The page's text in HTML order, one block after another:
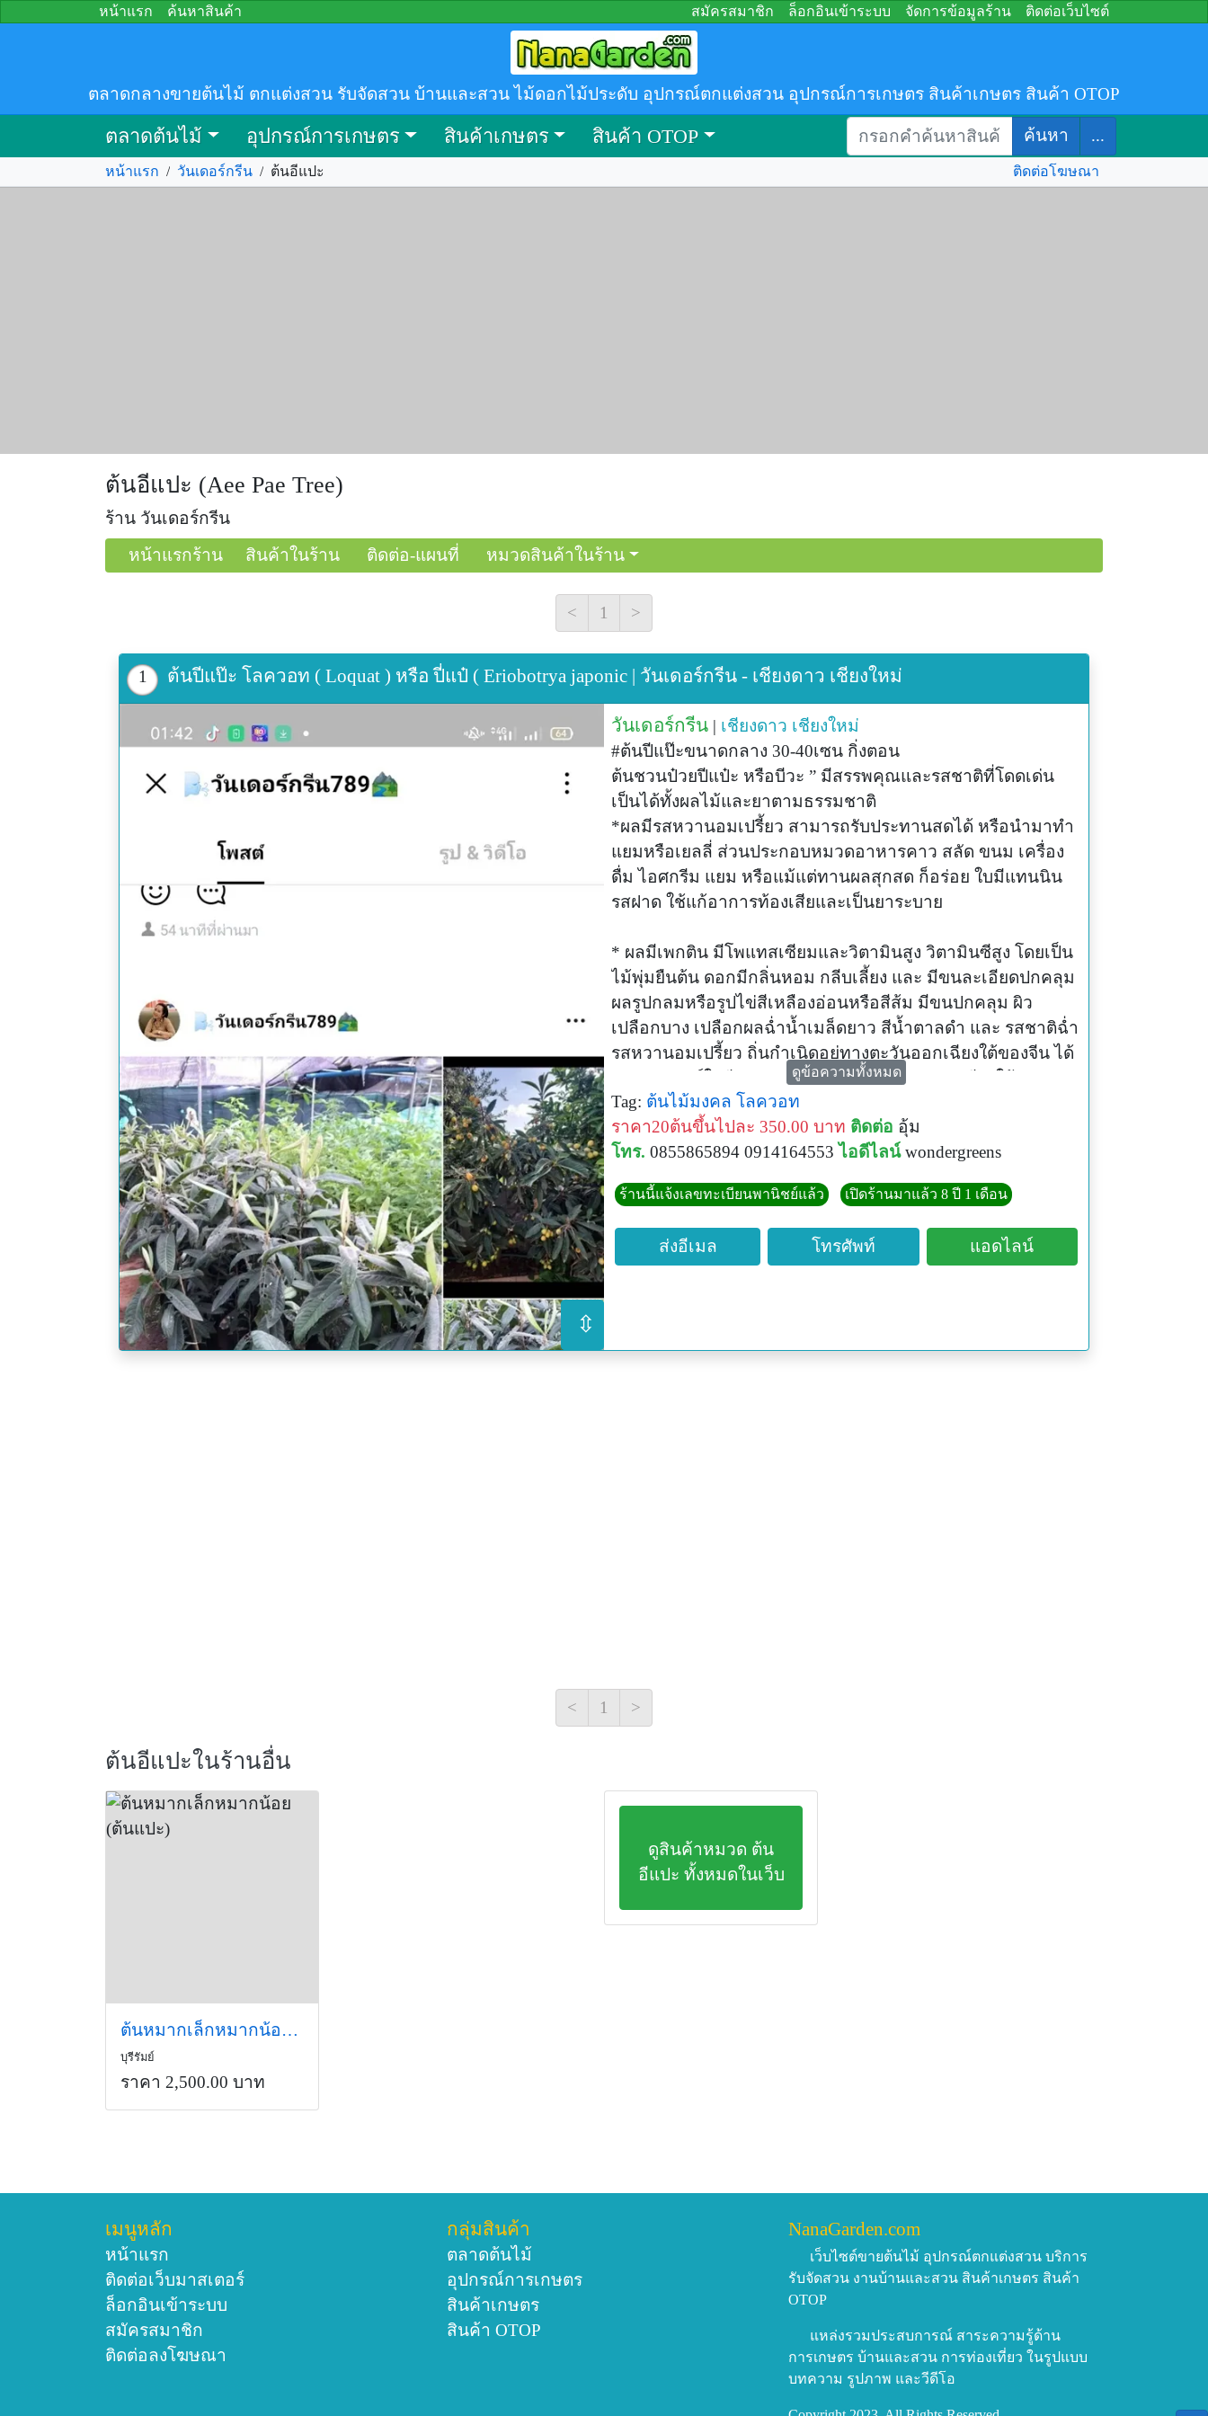
หน้าแรก ค้นหาสินค้า สมัครสมาชิก ล็อกอินเข้าระบบ จัดการข้อมูลร้าน ติดต่อเว็บไซต์
ตลาดกลางขายต้นไม้ ตกแต่งสวน รับจัดสวน บ้านและสวน ไม้ดอกไม้ประดับ อุปกรณ์ตกแต่งสวน อุปกรณ์การเกษตร สินค้าเกษตร สินค้า OTOP
ตลาดต้นไม้ อุปกรณ์การเกษตร สินค้าเกษตร สินค้า OTOP ค้นหา ...
หน้าแรก / วันเดอร์กรีน / ต้นอีแปะ ติดต่อโฆษณา
ต้นอีแปะ (Aee Pae Tree)
ร้าน วันเดอร์กรีน
หน้าแรกร้าน
สินค้าในร้าน ติดต่อ-แผนที่ หมวดสินค้าในร้าน
< 1 >
1 ต้นปีแป๊ะ โลควอท ( Loquat ) หรือ ปี่แป๋ ( Eriobotrya japonic | วันเดอร์กรีน - เชียงดาว เชียงใหม่
⇳
วันเดอร์กรีน | เชียงดาว เชียงใหม่
#ต้นปีแป๊ะขนาดกลาง 30-40เซน กิ่งตอน
ต้นชวนป๋วยปีแป๋ะ หรือบีวะ ” มีสรรพคุณและรสชาติที่โดดเด่น
เป็นได้ทั้งผลไม้และยาตามธรรมชาติ
*ผลมีรสหวานอมเปรี้ยว สามารถรับประทานสดได้ หรือนำมาทำ
แยมหรือเยลลี่ ส่วนประกอบหมวดอาหารคาว สลัด ขนม เครื่อง
ดื่ม ไอศกรีม แยม หรือแม้แต่ทานผลสุกสด ก็อร่อย ใบมีแทนนิน
รสฝาด ใช้แก้อาการท้องเสียและเป็นยาระบาย
* ผลมีเพกติน มีโพแทสเซียมและวิตามินสูง วิตามินซีสูง โดยเป็น
ไม้พุ่มยืนต้น ดอกมีกลิ่นหอม กลีบเลี้ยง และ มีขนละเอียดปกคลุม
ผลรูปกลมหรือรูปไข่สีเหลืองอ่อนหรือสีส้ม มีขนปกคลุม ผิว
เปลือกบาง เปลือกผลฉ่ำน้ำเมล็ดยาว สีน้ำตาลดำ และ รสชาติฉ่ำ
รสหวานอมเปรี้ยว ถิ่นกำเนิดอยู่ทางตะวันออกเฉียงใต้ของจีน ได้
กระจายพันธุ์ในจีน และ ญี่ปุ่นในเอเชียตะวันออกเฉียงใต้
*นอกจากนี้เพคตินที่มีจำนวนมากในปีแป๋ยัง ช่วยเพิ่ม
ประสิทธิภาพในการป้องกันการสะสมของสารพิษส่วนเกินใน
ลำไส้ใหญ่ได้ ดังนั้นจึงมีประสิทธิภาพในการปกป้องจากโรค
มะเร็งลำไส้ใหญ่ มีสารต้านอนุมูลอิสระที่มีประสิทธิภาพในการ
ป้องกันร่างกายจากอนุมูลอิสระและ ความเครียด ปีแป๋นอกจาก
ใช้เป็นส่วนประกอบในการรักษาอาการไอเรื้อรังอย่างดีจึงมี
ประสิทธิภาพในการป้องกันมะเร็งได้อย่างดีอีกทางหนึ่งด้วยเช่น
สามารถใช้เป็นส่วนประกอบในยาตำราจีนหลายขนานโดยเฉพาะ
ความสูงประมาณ 20 ถึง 30 ฟุต ลำต้นตรง ใบกว้าง ขอบใบจักเป็น
ฟันเลื่อยห่างๆ ผิวใบด้านบนเขียวเข้มเป็นมัน ด้านล่างมีเกล็ดสี
เปลือกผลฉ่ำน้ำ เมล็ดยาว สีน้ำตาลดำ รสชาติฉ่ำรสหวานอม
Loquatเป็นชื่อในภาษาอังกฤษภาษาจีนเรียก ว่า pipa (ปีแป๋) แต่ใน
ญี่ปุ่นเรียกว่า biva (บีว่ะ) ดอกและผลจะมีช่วงระหว่างเดือน
มิถุนายน ต่อเนื่องไปจนถึงเดือนธันวาคมของทุกปี ขยายพันธุ์ด้วย
ส่วนฤดูฝนก็ต้องพยายามอย่าให้น้ำท่วมราก หรือน้ำท่วมขัง ต้อง
*ระยะเวลาที่น่าจะเก็บเกี่ยวผลผลิตได้น่าจะเริ่มในปีที่ 5 ที่เริ่มให้
พืชที่ดูแลไม่ยากความจริงสามารถปลูกแล้วปล่อยไปตาม
ธรรมชาติได้ แต่ถ้าดูแลให้ ดีๆ จะให้ผลผลิตที่ดีกว่าการปล่อยปละ
ดูข้อความทั้งหมด
Tag: ต้นไม้มงคล โลควอท
ราคา20ต้นขึ้นไปละ 350.00 บาท ติดต่อ อุ้ม
โทร. 0855865894 0914164553 ไอดีไลน์ wondergreens
ร้านนี้แจ้งเลขทะเบียนพานิชย์แล้ว เปิดร้านมาแล้ว 8 ปี 1 เดือน
ส่งอีเมล โทรศัพท์ แอดไลน์
< 1 >
ต้นอีแปะในร้านอื่น
ต้นหมากเล็กหมากน้อย (ต้นแปะ)
บุรีรัมย์
ราคา 2,500.00 บาท
ดูสินค้าหมวด ต้น
อีแปะ ทั้งหมดในเว็บ
เมนูหลัก
หน้าแรก
ติดต่อเว็บมาสเตอร์
ล็อกอินเข้าระบบ
สมัครสมาชิก
ติดต่อลงโฆษณา
กลุ่มสินค้า
ตลาดต้นไม้
อุปกรณ์การเกษตร
สินค้าเกษตร
สินค้า OTOP
NanaGarden.com
เว็บไซต์ขายต้นไม้ อุปกรณ์ตกแต่งสวน บริการ
รับจัดสวน งานบ้านและสวน สินค้าเกษตร สินค้า
OTOP
แหล่งรวมประสบการณ์ สาระความรู้ด้าน
การเกษตร บ้านและสวน การท่องเที่ยว ในรูปแบบ
บทความ รูปภาพ และวีดีโอ